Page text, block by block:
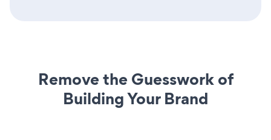
Remove the Guesswork of
Building Your Brand